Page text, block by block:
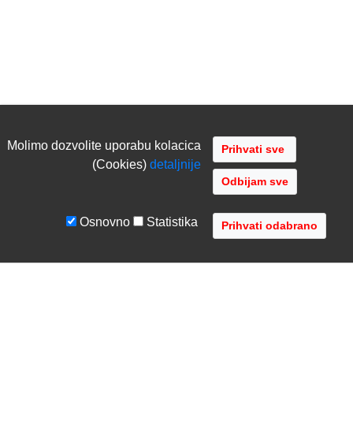
Molimo dozvolite uporabu kolacica
(Cookies)detaljnije
Odbijam sve
Osnovno Statistika